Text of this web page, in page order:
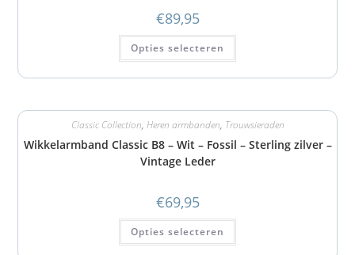
€89,95
Opties selecteren
Classic Collection, Heren armbanden, Trouwsieraden
Wikkelarmband Classic B8 – Wit – Fossil – Sterling zilver –
Vintage Leder
€69,95
Opties selecteren